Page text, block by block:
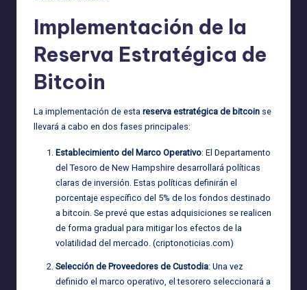
Implementación de la
Reserva Estratégica de
Bitcoin
La implementación de esta reserva estratégica de bitcoin se
llevará a cabo en dos fases principales:
Establecimiento del Marco Operativo: El Departamento
del Tesoro de New Hampshire desarrollará políticas
claras de inversión. Estas políticas definirán el
porcentaje específico del 5% de los fondos destinado
a bitcoin. Se prevé que estas adquisiciones se realicen
de forma gradual para mitigar los efectos de la
volatilidad del mercado. (criptonoticias.com)
Selección de Proveedores de Custodia: Una vez
definido el marco operativo, el tesorero seleccionará a